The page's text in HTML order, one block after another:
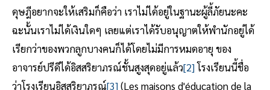
ดุษฎีอยากจะให้เสริมก็คือว่า เราไม่ได้อยู่ในฐานะผู้ลี้ภัยนะคะ
ฉะนั้นเราไม่ได้เงินใดๆ เลยแต่เราได้รับอนุญาตให้พำนักอยู่ได้
เรียกว่าของพวกลูกบางคนก็ได้โดยไม่มีการหมดอายุ ของ
อาจารย์ปรีดีได้อิสสริยาภรณ์ชั้นสูงสุดอยู่แล้ว[2]โรงเรียนนี้ชื่อ
ว่าโรงเรียนอิสสริยาภรณ์[3](Les maisons d'éducation de la